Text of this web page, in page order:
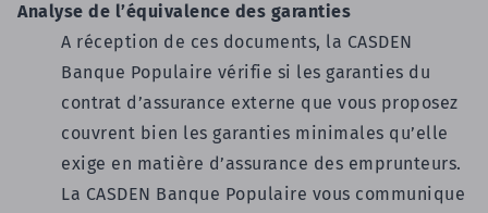
Analyse de l’équivalence des garanties
A réception de ces documents, la CASDEN
Banque Populaire vérifie si les garanties du
contrat d’assurance externe que vous proposez
couvrent bien les garanties minimales qu’elle
exige en matière d’assurance des emprunteurs.
La CASDEN Banque Populaire vous communique